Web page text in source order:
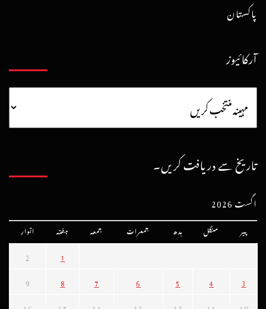
پاکستان
آرکائیوز
تاریخ سے دریافت کریں۔
اگست 2026
پیر منگل بدھ جمعرات جمعہ ہفتہ اتوار
1
2
3
4
5
6
7
8
9